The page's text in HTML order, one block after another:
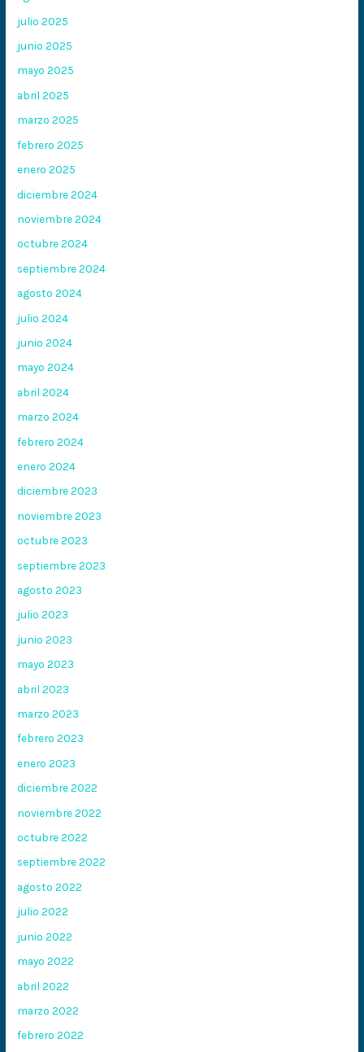
julio 2025
junio 2025
mayo 2025
abril 2025
marzo 2025
febrero 2025
enero 2025
diciembre 2024
noviembre 2024
octubre 2024
septiembre 2024
agosto 2024
julio 2024
junio 2024
mayo 2024
abril 2024
marzo 2024
febrero 2024
enero 2024
diciembre 2023
noviembre 2023
octubre 2023
septiembre 2023
agosto 2023
julio 2023
junio 2023
mayo 2023
abril 2023
marzo 2023
febrero 2023
enero 2023
diciembre 2022
noviembre 2022
octubre 2022
septiembre 2022
agosto 2022
julio 2022
junio 2022
mayo 2022
abril 2022
marzo 2022
febrero 2022